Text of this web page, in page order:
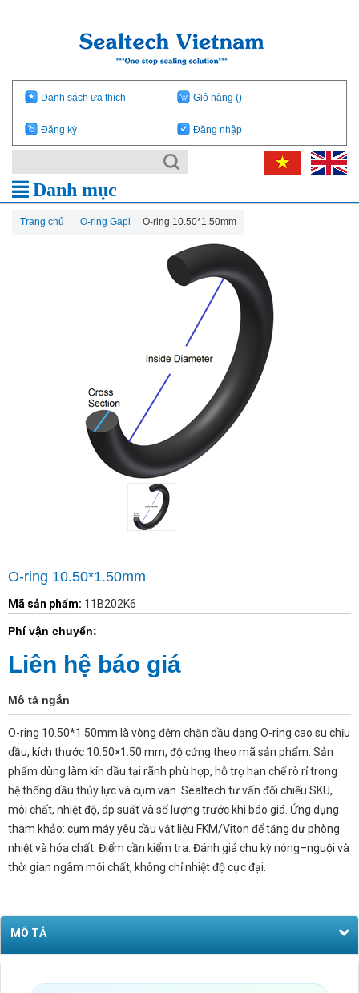
Danh sách ưa thích Giỏ hàng()
Đăng ký Đăng nhập
Danh mục
Trang chủ O-ring Gapi O-ring 10.50*1.50mm
O-ring 10.50*1.50mm
Mã sản phẩm: 11B202K6
Phí vận chuyển:
Liên hệ báo giá
Mô tả ngắn
O-ring 10.50*1.50mm là vòng đệm chặn dầu dạng O-ring cao su chịu
dầu, kích thước 10.50×1.50 mm, độ cứng theo mã sản phẩm. Sản
phẩm dùng làm kín dầu tại rãnh phù hợp, hỗ trợ hạn chế rò rỉ trong
hệ thống dầu thủy lực và cụm van. Sealtech tư vấn đối chiếu SKU,
môi chất, nhiệt độ, áp suất và số lượng trước khi báo giá. Ứng dụng
tham khảo: cụm máy yêu cầu vật liệu FKM/Viton để tăng dự phòng
nhiệt và hóa chất. Điểm cần kiểm tra: Đánh giá chu kỳ nóng–nguội và
thời gian ngâm môi chất, không chỉ nhiệt độ cực đại.
MÔ TẢ